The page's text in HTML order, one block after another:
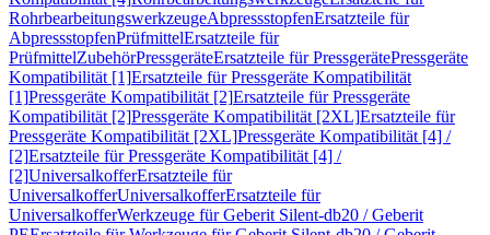
RohrbearbeitungswerkzeugeAbpressstopfenErsatzteile für
AbpressstopfenPrüfmittelErsatzteile für
PrüfmittelZubehörPressgeräteErsatzteile für PressgerätePressgeräte
Kompatibilität [1]Ersatzteile für Pressgeräte Kompatibilität
[1]Pressgeräte Kompatibilität [2]Ersatzteile für Pressgeräte
Kompatibilität [2]Pressgeräte Kompatibilität [2XL]Ersatzteile für
Pressgeräte Kompatibilität [2XL]Pressgeräte Kompatibilität [4] /
[2]Ersatzteile für Pressgeräte Kompatibilität [4] /
[2]UniversalkofferErsatzteile für
UniversalkofferUniversalkofferErsatzteile für
UniversalkofferWerkzeuge für Geberit Silent-db20 / Geberit